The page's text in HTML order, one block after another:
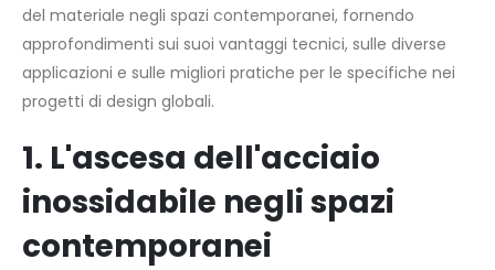
del materiale negli spazi contemporanei, fornendo
approfondimenti sui suoi vantaggi tecnici, sulle diverse
applicazioni e sulle migliori pratiche per le specifiche nei
progetti di design globali.
1. L'ascesa dell'acciaio
inossidabile negli spazi
contemporanei